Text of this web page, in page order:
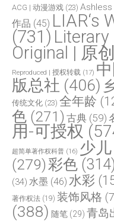
ACG | 动漫游戏 (23)
作品 (45) LIAR‘s
(731)
Original | 原
Reproduced | 授权转载 (17)
版总社 (406)
传统文化 (23) 全年龄
色 (271) 古典 (59)
用-可授权
超简单著作权科普 (16) 少儿
(279)彩色 (314)
(34) 水墨 (46) 水彩
著作权法 (19) 装饰风格
(388) 随笔 (29) 青岛